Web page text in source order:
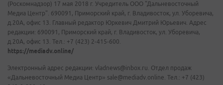
(Роскомнадзор) 17 мая 2018 г. Учредитель ООО "Дальневосточный
Медиа Центр". 690091, Приморский край, г. Владивосток, ул. Уборевича,
д.20А, офис 13. Главный редактор Юркевич Дмитрий Юрьевич. Адрес
редакции: 690091, Приморский край, г. Владивосток, ул. Уборевича,
д.20А, офис 13. Тел.: +7 (423) 2-415-600.
https://mediadv.online/
Электронный адрес редакции: vladnews@inbox.ru. Отдел продаж
«Дальневосточный Медиа Центр» sale@mediadv.online. Тел.: +7 (423)